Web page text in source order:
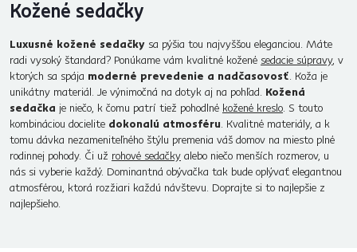
Kožené sedačky
Luxusné kožené sedačky sa pýšia tou najvyššou eleganciou. Máte
radi vysoký štandard? Ponúkame vám kvalitné kožené sedacie súpravy, v
ktorých sa spája moderné prevedenie a nadčasovosť. Koža je
unikátny materiál. Je výnimočná na dotyk aj na pohľad. Kožená
sedačka je niečo, k čomu patrí tiež pohodlné kožené kreslo. S touto
kombináciou docielite dokonalú atmosféru. Kvalitné materiály, a k
tomu dávka nezameniteľného štýlu premenia váš domov na miesto plné
rodinnej pohody. Či už rohové sedačky alebo niečo menších rozmerov, u
nás si vyberie každý. Dominantná obývačka tak bude oplývať elegantnou
atmosférou, ktorá rozžiari každú návštevu. Doprajte si to najlepšie z
najlepšieho.